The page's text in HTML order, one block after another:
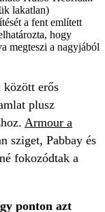
lakatlan)
a fent említett
hogy
megteszi a nagyjából
között erős
plusz
Armour a
sziget, Pabbay és
fokozódtak a
ponton azt